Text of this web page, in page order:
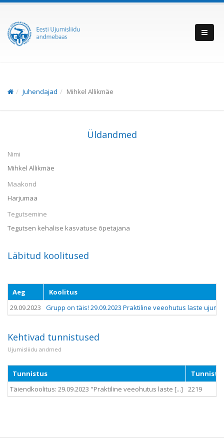
Juhendajad Mihkel Allikmäe
Üldandmed
Nimi
Mihkel Allikmäe
Maakond
Harjumaa
Tegutsemine
Tegutsen kehalise kasvatuse õpetajana
Läbitud koolitused
Aeg
Koolitus
29.09.2023
Grupp on täis! 29.09.2023 Praktiline veeohutus laste
Kehtivad tunnistused
Ujumisliidu andmed
Tunnistus
Täiendkoolitus: 29.09.2023 "Praktiline veeohutus laste [...]
2219